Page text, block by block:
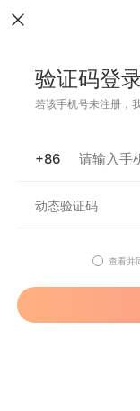
验证码登
若该手机号未注册，
+86
查看并